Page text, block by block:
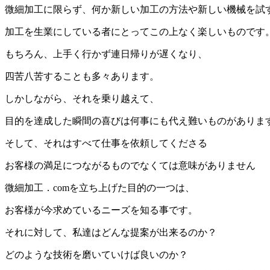
微細加工に限らず、何か新しい加工の方法や新しい機械を試
加工を生業にしている者にとってこの上なく楽しいものです。
もちろん、上手く行かず連日帰りが遅くなり、
四苦八苦することも多々あります。
しかしながら、それを乗り越えて、
目的を達成した瞬間の喜びは何事にも代え難いものがありま
そして、それはすべて仕事を依頼してくださる
お客様の満足につながるものでなくては意味がありません
微細加工．comを立ち上げた目的の一つは、
お客様が今求めているニーズを知る事です。
それに対して、私達はどんな提案が出来るのか？
どのような技術を磨いていけば良いのか？